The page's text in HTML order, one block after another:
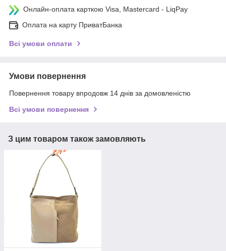
Онлайн-оплата карткою Visa, Mastercard - LiqPay
Оплата на карту ПриватБанка
Всі умови оплати
Умови повернення
Повернення товару впродовж 14 днів за домовленістю
Всі умови повернення
З цим товаром також замовляють